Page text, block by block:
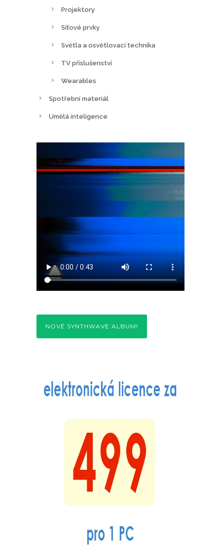
Projektory
Síťové prvky
Světla a osvětlovací technika
TV příslušenství
Wearables
Spotřební materiál
Umělá inteligence
NOVÉ SYNTHWAVE ALBUM!